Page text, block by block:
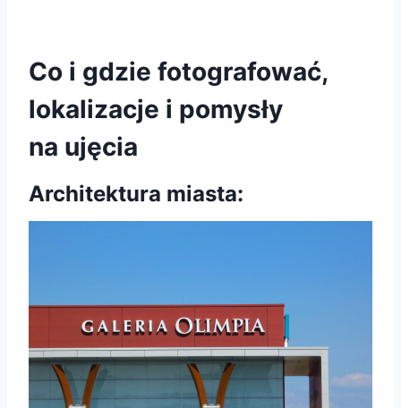
Co i gdzie fotografować,
lokalizacje i pomysły
na ujęcia
Architektura miasta: